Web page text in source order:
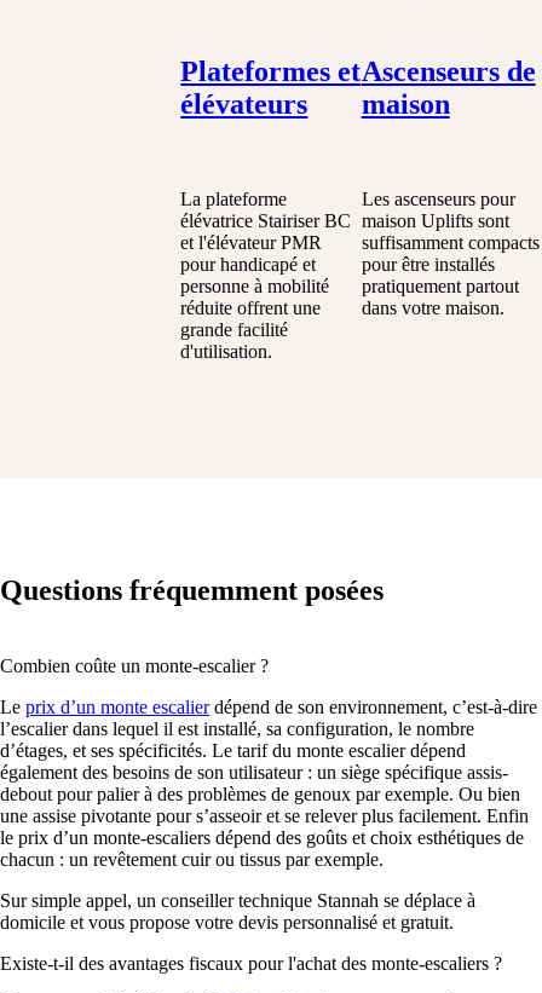
Plateformes et
élévateurs
La plateforme
élévatrice Stairiser BC
et l'élévateur PMR
pour handicapé et
personne à mobilité
réduite offrent une
grande facilité
d'utilisation.
Ascenseurs de
maison
Les ascenseurs pour
maison Uplifts sont
suffisamment compacts
pour être installés
pratiquement partout
dans votre maison.
Questions fréquemment posées
Combien coûte un monte-escalier ?
Le prix d’un monte escalierdépend de son environnement, c’est-à-dire
l’escalier dans lequel il est installé, sa configuration, le nombre
d’étages, et ses spécificités. Le tarif du monte escalier dépend
également des besoins de son utilisateur : un siège spécifique assis-
debout pour palier à des problèmes de genoux par exemple. Ou bien
une assise pivotante pour s’asseoir et se relever plus facilement. Enfin
le prix d’un monte-escaliers dépend des goûts et choix esthétiques de
chacun : un revêtement cuir ou tissus par exemple.
Sur simple appel, un conseiller technique Stannah se déplace à
domicile et vous propose votre devis personnalisé et gratuit.
Existe-t-il des avantages fiscaux pour l'achat des monte-escaliers ?